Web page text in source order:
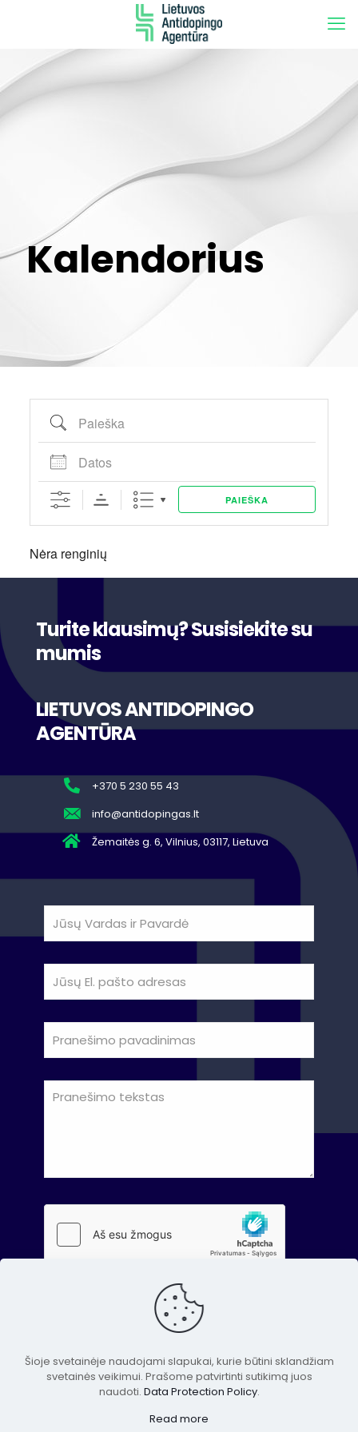
Kalendorius
Paieška
Datos
PAIEŠKA
Nėra renginių
Turite klausimų? Susisiekite su
mumis
LIETUVOS ANTIDOPINGO
AGENTŪRA
+370 5 230 55 43
info@antidopingas.lt
Žemaitės g. 6, Vilnius, 03117, Lietuva
saugomos.
Šioje svetainėje naudojami slapukai, kurie būtini sklandžiam
svetainės veikimui. Prašome patvirtinti sutikimą juos
naudoti. Data Protection Policy.
Read more